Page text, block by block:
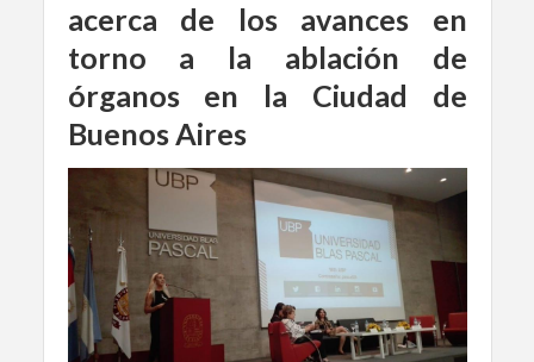
acerca de los avances en
torno a la ablación de
órganos en la Ciudad de
Buenos Aires